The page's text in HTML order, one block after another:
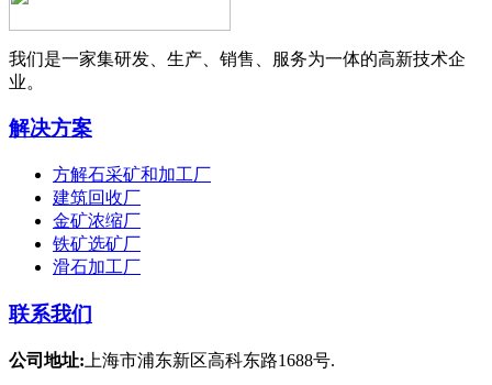
我们是一家集研发、生产、销售、服务为一体的高新技术企
业。
解决方案
方解石采矿和加工厂
建筑回收厂
金矿浓缩厂
铁矿选矿厂
滑石加工厂
联系我们
公司地址: 上海市浦东新区高科东路1688号.